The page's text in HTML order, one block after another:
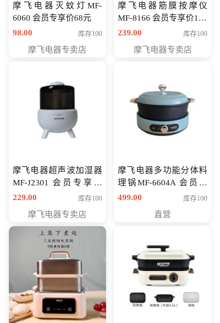
摩飞电器灭蚊灯MF-
6060 会员专享价68元
98.00
库存100
摩飞电器专卖店
摩飞电器筋膜按摩仪
MF-8166 会员专享价168
元
239.00 库存100
摩飞电器专卖店
摩飞电器超声波加湿器
MF-J2301 会员专享价
168元
229.00 库存100
摩飞电器专卖店
摩飞电器多功能分体料
理锅MF-6604A 会员专
享价288元
499.00 库存100
直营